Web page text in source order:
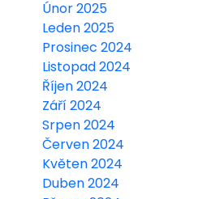
Únor 2025
Leden 2025
Prosinec 2024
Listopad 2024
Říjen 2024
Září 2024
Srpen 2024
Červen 2024
Květen 2024
Duben 2024